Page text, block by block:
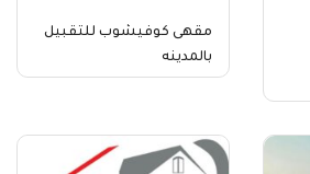
مقهى كوفيشوب للتقبيل
بالمدينه